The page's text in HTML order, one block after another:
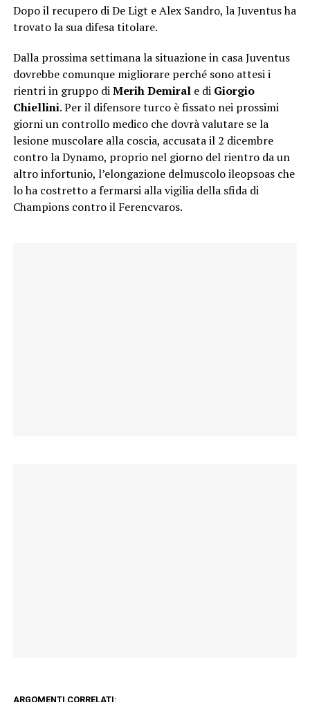
Dopo il recupero di De Ligt e Alex Sandro, la Juventus ha
trovato la sua difesa titolare.
Dalla prossima settimana la situazione in casa Juventus
dovrebbe comunque migliorare perché sono attesi i
rientri in gruppo diMerih Demirale di Giorgio
Chiellini. Per il difensore turco è fissato nei prossimi
giorni un controllo medico che dovrà valutare se la
lesione muscolare alla coscia, accusata il 2 dicembre
contro la Dynamo, proprio nel giorno del rientro da un
altro infortunio, l’elongazione delmuscolo ileopsoas che
lo ha costretto a fermarsi alla vigilia della sfida di
Champions contro il Ferencvaros.
ARGOMENTI CORRELATI: